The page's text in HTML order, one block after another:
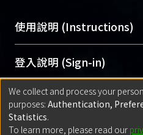
用逐年攀升。同時可加速
Archive）平台。 （點選深
含部分內容的版權非匯
助與合作完成，請確認
意提供此授權。
Please represent that
original work, and that
grant the rights to
若欲上傳已出版的全文
使用說明 (Instructions)
網站簡介(Quickstart
使用手冊(Instruction
線上預約服務(Booking
登入說明 (Sign-in)
方案一：臺灣大學計算
(With C&INC Email
方案二：ORCID帳號登
匯入著作 (Submission)
We collect and process your
purposes: Authentication,
Statistics.
To learn more, please read our